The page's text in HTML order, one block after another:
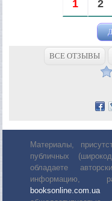
1 2
ВСЕ ОТЗЫВЫ
Материалы,
публичных
обладаете
информацию,
booksonline.com.uaи